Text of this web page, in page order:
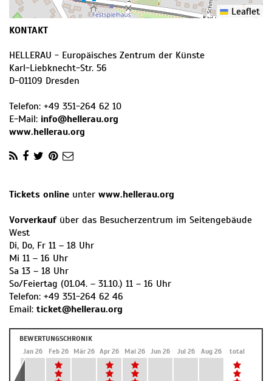
Leaflet
KONTAKT
HELLERAU - Europäisches Zentrum der Künste
Karl-Liebknecht-Str. 56
D-01109 Dresden
Telefon: +49 351-264 62 10
E-Mail: info@hellerau.org
www.hellerau.org
Tickets online unter www.hellerau.org
Vorverkauf über das Besucherzentrum im Seitengebäude
West
Di, Do, Fr 11 – 18 Uhr
Mi 11 – 16 Uhr
Sa 13 – 18 Uhr
So/Feiertag (01.04. – 31.10.) 11 – 16 Uhr
Telefon: +49 351-264 62 46
Email: ticket@hellerau.org
BEWERTUNGSCHRONIK
Jan 26 Feb 26 Mär 26 Apr 26 Mai 26 Jun 26 Jul 26 Aug 26 total